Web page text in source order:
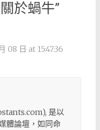
關於蝸牛”
08 日 at 15:47:36
是以
體論壇，如同命